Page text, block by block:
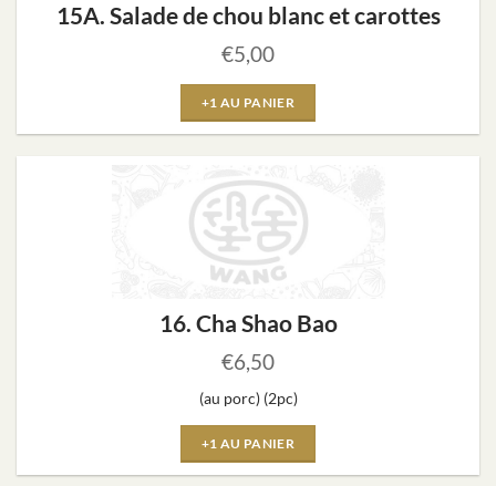
15A. Salade de chou blanc et carottes
€5,00
+1 AU PANIER
16. Cha Shao Bao
€6,50
(au porc) (2pc)
+1 AU PANIER